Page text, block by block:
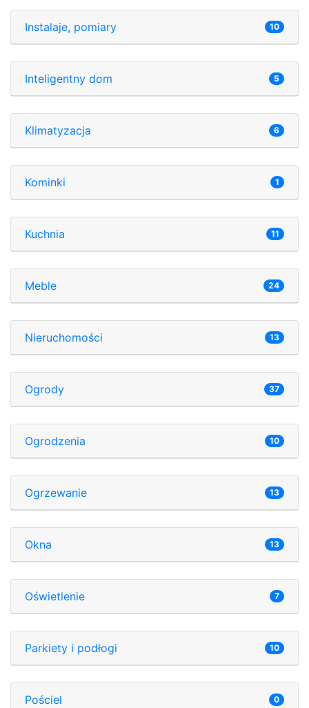
Instalaje, pomiary 10
Inteligentny dom 5
Klimatyzacja 6
Kominki 1
Kuchnia 11
Meble 24
Nieruchomości 13
Ogrody 37
Ogrodzenia 10
Ogrzewanie 13
Okna 13
Oświetlenie 7
Parkiety i podłogi 10
Pościel 0